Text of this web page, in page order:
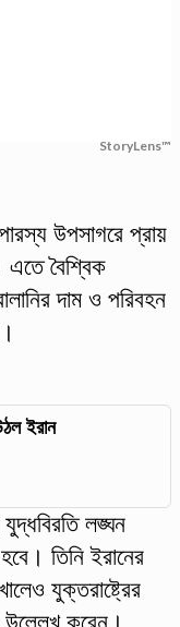
StoryLens™
উপসাগরে প্রায়
বৈশ্বিক
দাম ও পরিবহন
ইরান
লঙ্ঘন
তিনি ইরানের
যুক্তরাষ্ট্রের